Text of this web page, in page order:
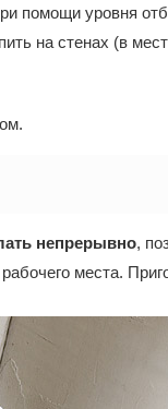
помощи уровня
на стенах (в
непрерывно,
места.